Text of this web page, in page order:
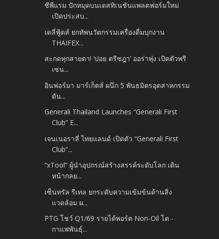
ซีพีแรม ปักหมุดบนเดสทิเนชันแพลตฟอร์มใหม่
เปิดประสบ...
เดลี่ฟู้ดส์ ยกทัพนวัตกรรมเครื่องดื่มบุกงาน
THAIFEX...
สะกดทุกสายตา! ‘ปอย ตรีชฎา’ ออร่าพุ่ง เปิดตัวพรี
เซน...
อินฟอร์มา มาร์เก็ตส์ ผนึก 5 พันธมิตรอุตสาหกรรม
ดัน...
Generali Thailand Launches “Generali First
Club” E...
เจนเนอราลี่ ไทยแลนด์ เปิดตัว “Generali First
Club”...
“xTool” ผู้นำอุปกรณ์สร้างสรรค์ระดับโลก เดิน
หน้ากลย...
เซ็นทรัล รีเทล ยกระดับความเข้มข้นด้านสิ่ง
แวดล้อม ผ...
PTG โชว์ Q1/69 รายได้พอร์ต Non-Oil โต -
กาแฟพันธุ์...